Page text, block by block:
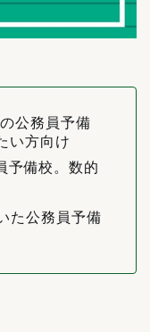
公務員予備
い方向け
予備校。数的
た公務員予備